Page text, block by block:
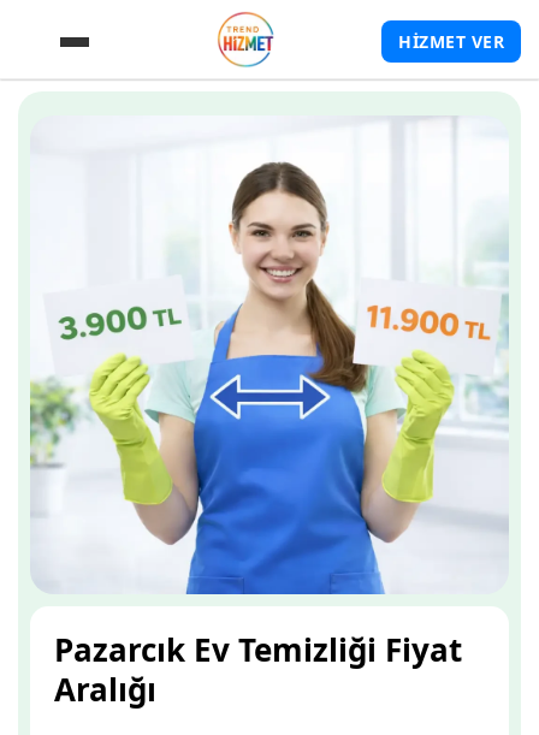
HİZMET VER
Pazarcık Ev Temizliği Fiyat
Aralığı